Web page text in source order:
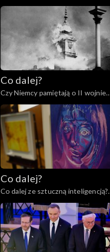
Co dalej?
Czy Niemcy pamiętają o II wojnie
światowej?, 16.05.2023
Co dalej?
Co dalej ze sztuczną inteligencją?,
04.05.2023